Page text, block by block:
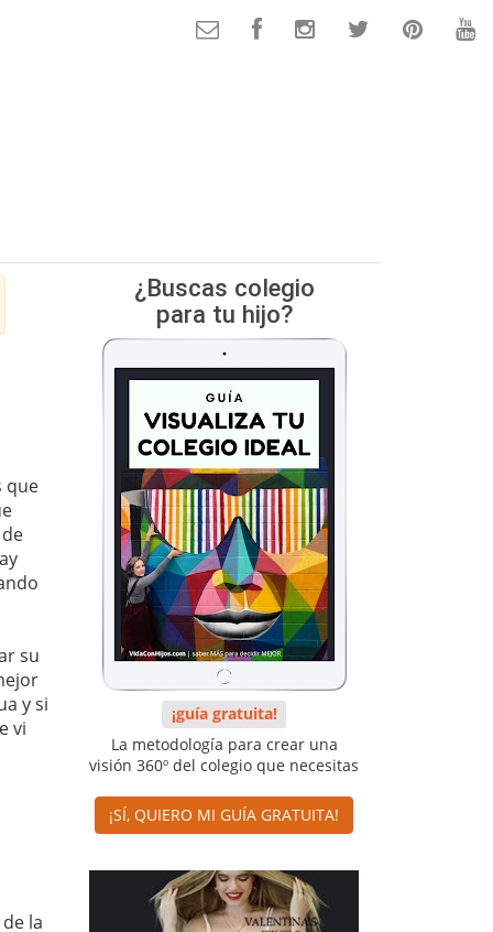
que
su
y si
vi
la
¿Buscas colegio
para tu hijo?
¡guía gratuita!
La metodología para crear una
visión 360º del colegio que necesitas
¡SÍ, QUIERO MI GUÍA GRATUITA!